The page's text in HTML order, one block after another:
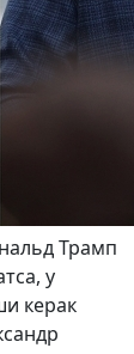
Трамп
у
керак